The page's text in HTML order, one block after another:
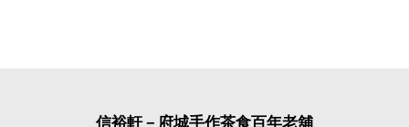
信裕軒－府城手作茶食百年老舖